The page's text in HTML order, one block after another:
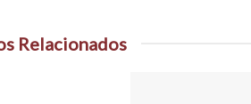
Relacionados